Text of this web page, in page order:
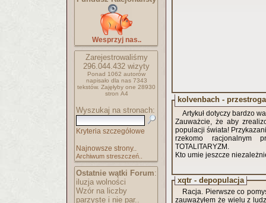
Wesprzyj nas..
Zarejestrowaliśmy
296.044.432 wizyty
Ponad 1062 autorów
napisało dla nas 7343
tekstów. Zajęłyby one 28930
stron A4
Wyszukaj na stronach:
Kryteria szczegółowe
Najnowsze strony..
Archiwum streszczeń..
Ostatnie wątki Forum:
iluzja wolności
Wzór na liczby
parzyste i nie par..
kolvenbach - przestroga
Artykuł dotyczy bardzo
Zauważcie, że aby
populacji świata!
rzekomo racjonalnym
TOTALITARYZM.
Kto umie jeszcze
xqtr - depopulacja
Racja. Pierwsze co
zauważyłem że wielu z